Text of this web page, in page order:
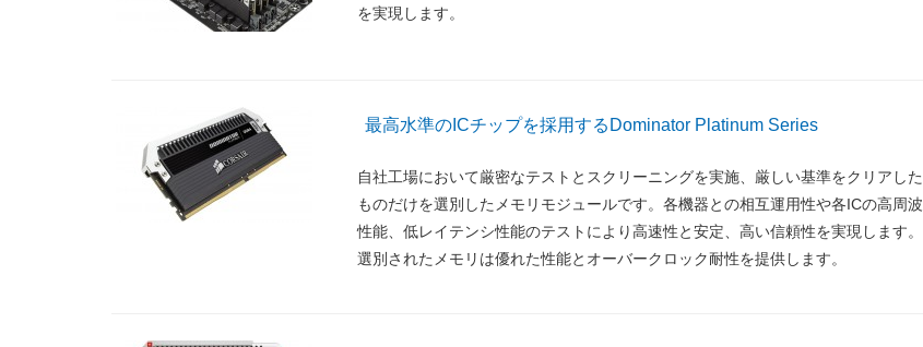
を実現します。
最高水準のICチップを採用するDominator Platinum Series
自社工場において厳密なテストとスクリーニングを実施、厳しい基準をクリアした
ものだけを選別したメモリモジュールです。各機器との相互運用性や各ICの高周波
性能、低レイテンシ性能のテストにより高速性と安定、高い信頼性を実現します。
選別されたメモリは優れた性能とオーバークロック耐性を提供します。